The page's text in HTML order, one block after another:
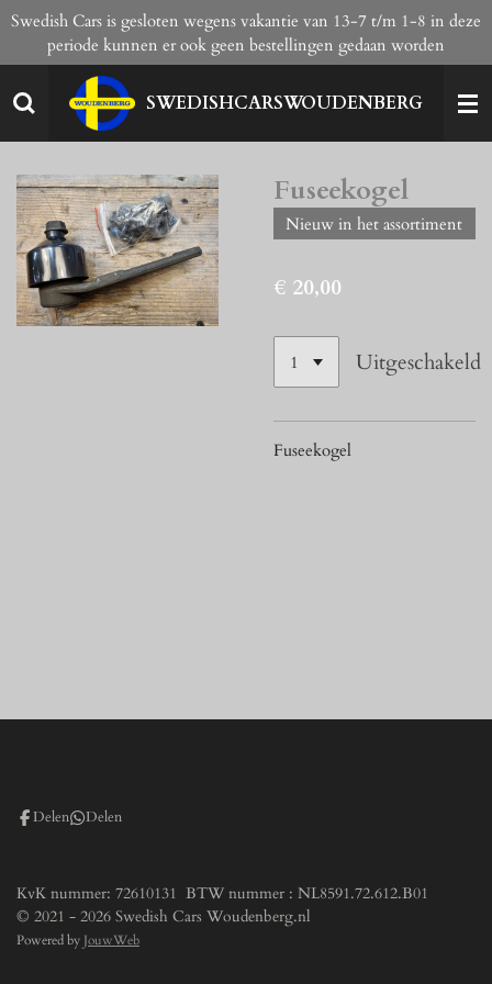
Ga
direct
naar
de
hoofdinhoud
SWEDISHCARSWOUDENBERG
Swedish Cars is gesloten wegens vakantie van 13-7 t/m 1-8 in deze
periode kunnen er ook geen bestellingen gedaan worden
Fuseekogel
Nieuw in het assortiment
€ 20,00
Uitgeschakeld
Fuseekogel
Delen Delen
KvK nummer: 72610131 BTW nummer : NL8591.72.612.B01
© 2021 - 2026 Swedish Cars Woudenberg.nl
Powered by JouwWeb